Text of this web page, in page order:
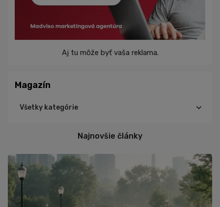
Aj tu môže byť vaša reklama.
Magazín
Všetky kategórie
Turistika
Beh
Výživa
Najnovšie články